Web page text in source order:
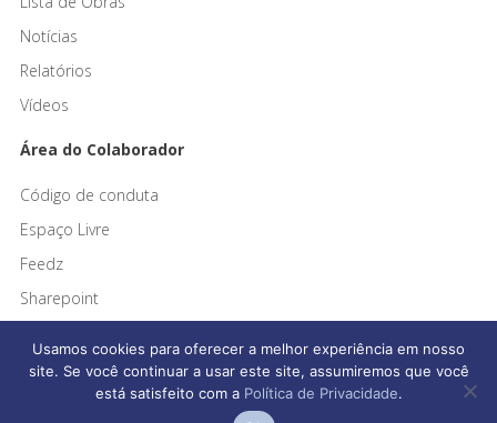
Notícias
Relatórios
Vídeos
Área do Colaborador
Código de conduta
Espaço Livre
Feedz
Sharepoint
Usamos cookies para oferecer a melhor experiência em nosso
site. Se você continuar a usar este site, assumiremos que você
está satisfeito com a Política de Privacidade.